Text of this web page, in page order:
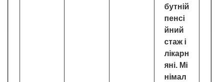
бутній
пенсі
йний
стаж і
лікарн
яні. Мі
німал